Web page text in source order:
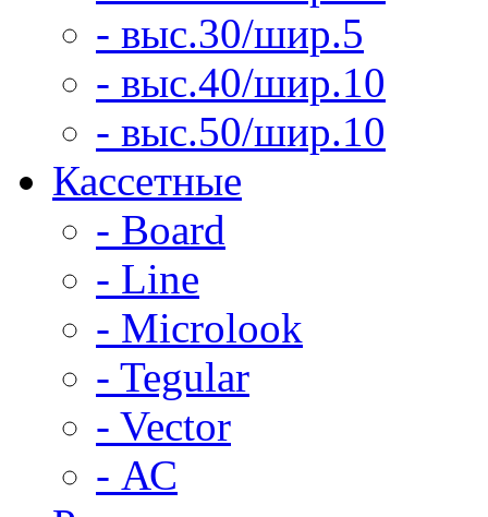
- выс.30/шир.5
- выс.40/шир.10
- выс.50/шир.10
Кассетные
- Board
- Line
- Microlook
- Tegular
- Vector
- АС